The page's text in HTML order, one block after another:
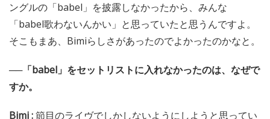
ングルの「babel」を披露しなかったから、みんな
「babel歌わないんかい」と思っていたと思うんですよ。
そこもまあ、Bimiらしさがあったのでよかったのかなと。
──「babel」をセットリストに入れなかったのは、なぜで
すか。
Bimi :節目のライヴでしかしないようにしようと思ってい